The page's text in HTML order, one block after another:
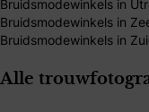
Bruidsmodewinkels in
Bruidsmodewinkels in
Bruidsmodewinkels in
Alle